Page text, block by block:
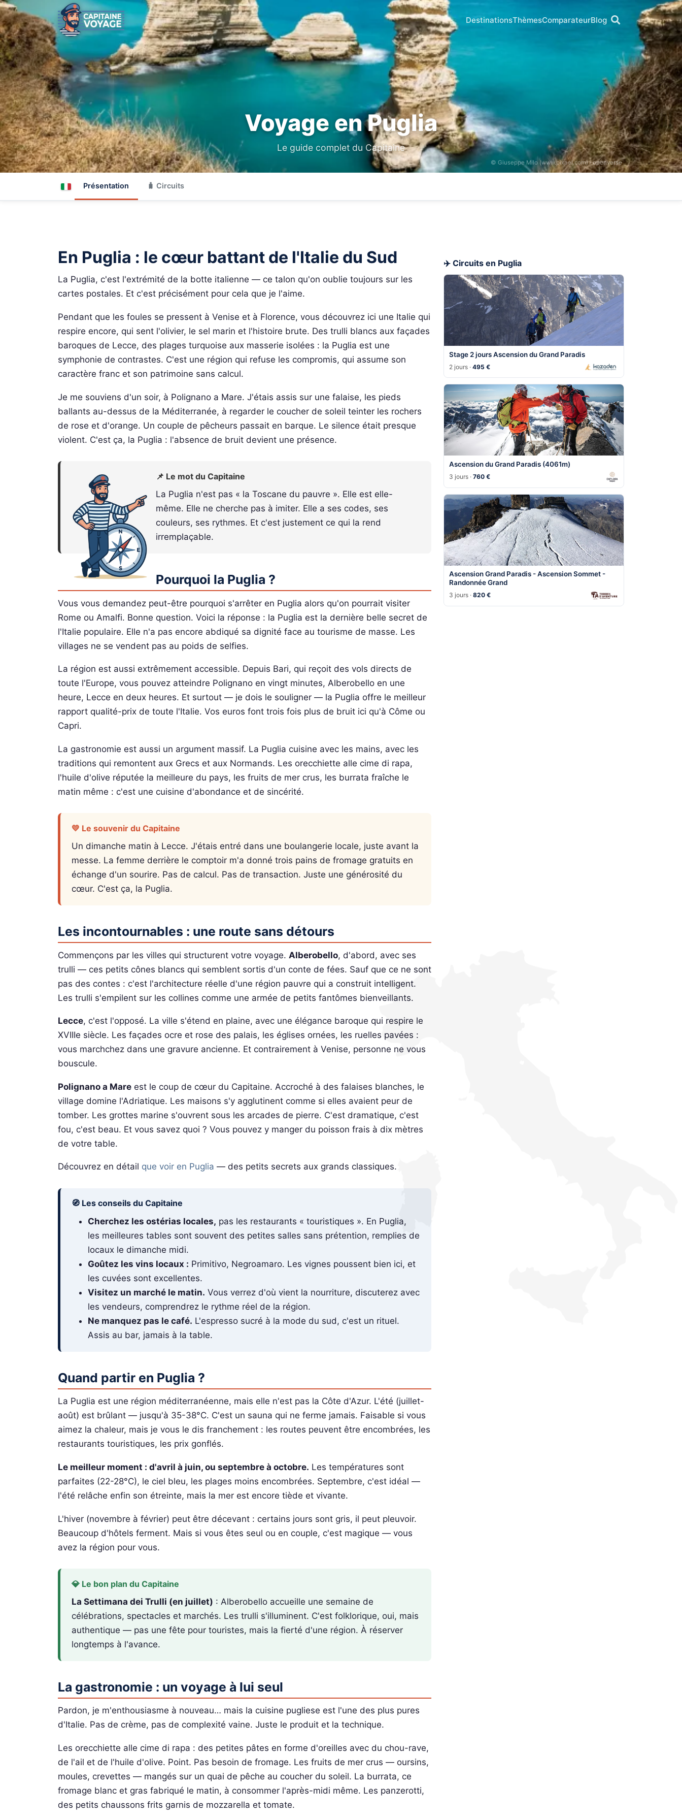
DestinationsThèmesComparateurBlog
Voyage en Puglia
Le guide complet du Capitaine
© Giuseppe Milo (www.pixael.com) ·openverse
Présentation 🧳 Circuits
En Puglia : le cœur battant de l'Italie du Sud
La Puglia, c'est l'extrémité de la botte italienne — ce talon qu'on oublie toujours sur les
cartes postales. Et c'est précisément pour cela que je l'aime.
Pendant que les foules se pressent à Venise et à Florence, vous découvrez ici une Italie qui
respire encore, qui sent l'olivier, le sel marin et l'histoire brute. Des trulli blancs aux façades
baroques de Lecce, des plages turquoise aux masserie isolées : la Puglia est une
symphonie de contrastes. C'est une région qui refuse les compromis, qui assume son
caractère franc et son patrimoine sans calcul.
Je me souviens d'un soir, à Polignano a Mare. J'étais assis sur une falaise, les pieds
ballants au-dessus de la Méditerranée, à regarder le coucher de soleil teinter les rochers
de rose et d'orange. Un couple de pêcheurs passait en barque. Le silence était presque
violent. C'est ça, la Puglia : l'absence de bruit devient une présence.
📌 Le mot du Capitaine
La Puglia n'est pas « la Toscane du pauvre ». Elle est elle-
même. Elle ne cherche pas à imiter. Elle a ses codes, ses
couleurs, ses rythmes. Et c'est justement ce qui la rend
irremplaçable.
Pourquoi la Puglia ?
Vous vous demandez peut-être pourquoi s'arrêter en Puglia alors qu'on pourrait visiter
Rome ou Amalfi. Bonne question. Voici la réponse : la Puglia est la dernière belle secret de
l'Italie populaire. Elle n'a pas encore abdiqué sa dignité face au tourisme de masse. Les
villages ne se vendent pas au poids de selfies.
La région est aussi extrêmement accessible. Depuis Bari, qui reçoit des vols directs de
toute l'Europe, vous pouvez atteindre Polignano en vingt minutes, Alberobello en une
heure, Lecce en deux heures. Et surtout — je dois le souligner — la Puglia offre le meilleur
rapport qualité-prix de toute l'Italie. Vos euros font trois fois plus de bruit ici qu'à Côme ou
Capri.
La gastronomie est aussi un argument massif. La Puglia cuisine avec les mains, avec les
traditions qui remontent aux Grecs et aux Normands. Les orecchiette alle cime di rapa,
l'huile d'olive réputée la meilleure du pays, les fruits de mer crus, les burrata fraîche le
matin même : c'est une cuisine d'abondance et de sincérité.
💛 Le souvenir du Capitaine
Un dimanche matin à Lecce. J'étais entré dans une boulangerie locale, juste avant la
messe. La femme derrière le comptoir m'a donné trois pains de fromage gratuits en
échange d'un sourire. Pas de calcul. Pas de transaction. Juste une générosité du
cœur. C'est ça, la Puglia.
Les incontournables : une route sans détours
Commençons par les villes qui structurent votre voyage. Alberobello, d'abord, avec ses
trulli — ces petits cônes blancs qui semblent sortis d'un conte de fées. Sauf que ce ne sont
pas des contes : c'est l'architecture réelle d'une région pauvre qui a construit intelligent.
Les trulli s'empilent sur les collines comme une armée de petits fantômes bienveillants.
Lecce, c'est l'opposé. La ville s'étend en plaine, avec une élégance baroque qui respire le
XVIIIe siècle. Les façades ocre et rose des palais, les églises ornées, les ruelles pavées :
vous marchchez dans une gravure ancienne. Et contrairement à Venise, personne ne vous
bouscule.
Polignano a Mare est le coup de cœur du Capitaine. Accroché à des falaises blanches, le
village domine l'Adriatique. Les maisons s'y agglutinent comme si elles avaient peur de
tomber. Les grottes marine s'ouvrent sous les arcades de pierre. C'est dramatique, c'est
fou, c'est beau. Et vous savez quoi ? Vous pouvez y manger du poisson frais à dix mètres
de votre table.
Découvrez en détail que voir en Puglia — des petits secrets aux grands classiques.
🧭 Les conseils du Capitaine
Cherchez les ostérias locales, pas les restaurants « touristiques ». En Puglia,
les meilleures tables sont souvent des petites salles sans prétention, remplies de
locaux le dimanche midi.
Goûtez les vins locaux : Primitivo, Negroamaro. Les vignes poussent bien ici, et
les cuvées sont excellentes.
Visitez un marché le matin. Vous verrez d'où vient la nourriture, discuterez avec
les vendeurs, comprendrez le rythme réel de la région.
Ne manquez pas le café. L'espresso sucré à la mode du sud, c'est un rituel.
Assis au bar, jamais à la table.
Quand partir en Puglia ?
La Puglia est une région méditerranéenne, mais elle n'est pas la Côte d'Azur. L'été (juillet-
août) est brûlant — jusqu'à 35-38°C. C'est un sauna qui ne ferme jamais. Faisable si vous
aimez la chaleur, mais je vous le dis franchement : les routes peuvent être encombrées, les
restaurants touristiques, les prix gonflés.
Le meilleur moment : d'avril à juin, ou septembre à octobre. Les températures sont
parfaites (22-28°C), le ciel bleu, les plages moins encombrées. Septembre, c'est idéal —
l'été relâche enfin son étreinte, mais la mer est encore tiède et vivante.
L'hiver (novembre à février) peut être décevant : certains jours sont gris, il peut pleuvoir.
Beaucoup d'hôtels ferment. Mais si vous êtes seul ou en couple, c'est magique — vous
avez la région pour vous.
💎 Le bon plan du Capitaine
La Settimana dei Trulli (en juillet) : Alberobello accueille une semaine de
célébrations, spectacles et marchés. Les trulli s'illuminent. C'est folklorique, oui, mais
authentique — pas une fête pour touristes, mais la fierté d'une région. À réserver
longtemps à l'avance.
La gastronomie : un voyage à lui seul
Pardon, je m'enthousiasme à nouveau… mais la cuisine pugliese est l'une des plus pures
d'Italie. Pas de crème, pas de complexité vaine. Juste le produit et la technique.
Les orecchiette alle cime di rapa : des petites pâtes en forme d'oreilles avec du chou-rave,
de l'ail et de l'huile d'olive. Point. Pas besoin de fromage. Les fruits de mer crus — oursins,
moules, crevettes — mangés sur un quai de pêche au coucher du soleil. La burrata, ce
fromage blanc et gras fabriqué le matin, à consommer l'après-midi même. Les panzerotti,
des petits chaussons frits garnis de mozzarella et tomate.
✈️ Circuits en Puglia
Stage 2 jours Ascension du Grand Paradis
2 jours ·495 €
Ascension du Grand Paradis (4061m)
3 jours ·760 €
Ascension Grand Paradis - Ascension Sommet -
Randonnée Grand
3 jours ·820 €